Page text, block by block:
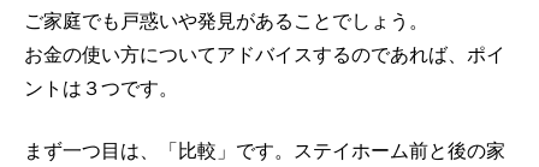
ご家庭でも戸惑いや発見があることでしょう。
お金の使い方についてアドバイスするのであれば、ポイ
ントは３つです。
まず一つ目は、「比較」です。ステイホーム前と後の家